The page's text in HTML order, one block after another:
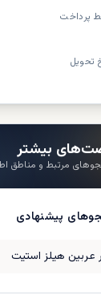
پرداخت
تحویل
بیشتر
مرتبط و مناطق
پیشنهادی
عربین هیلز استیت